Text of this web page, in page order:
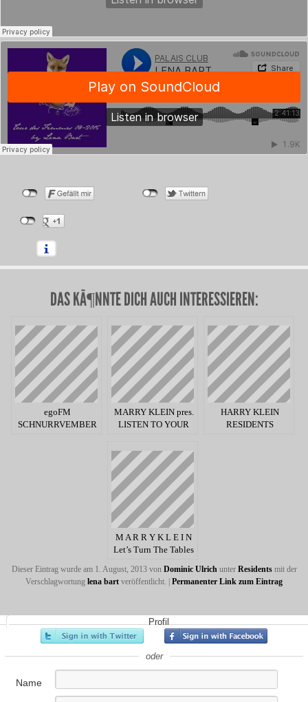
DAS KÃ¶NNTE DICH AUCH INTERESSIEREN:
egoFM
SCHNURRVEMBER
MARRY KLEIN pres.
LISTEN TO YOUR
HARRY KLEIN
RESIDENTS
M A R R Y K L E I N
Let’s Turn The Tables
Dieser Eintrag wurde am 1. August, 2013 von Dominic Ulrichunter Residentsmit der
Verschlagwortung lena bart veröffentlicht. Permanenter Link zum Eintrag
Profil
oder
Name